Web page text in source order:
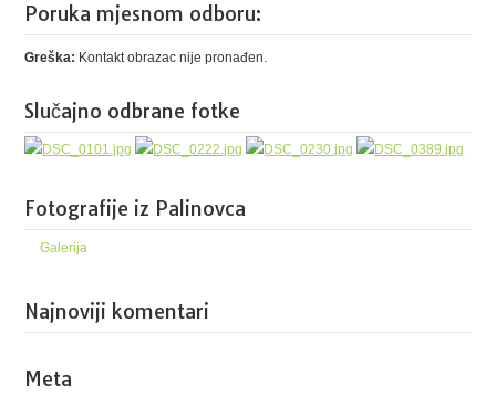
Poruka mjesnom odboru:
Greška: Kontakt obrazac nije pronađen.
Slučajno odbrane fotke
Fotografije iz Palinovca
Galerija
Najnoviji komentari
Meta